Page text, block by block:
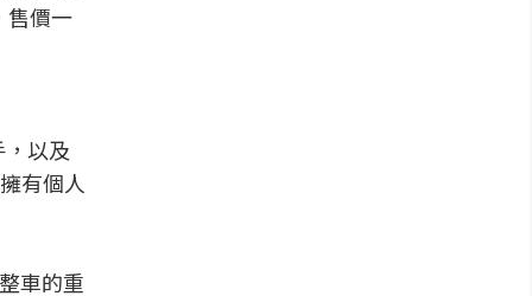
售價一
以及
有個人
車的重